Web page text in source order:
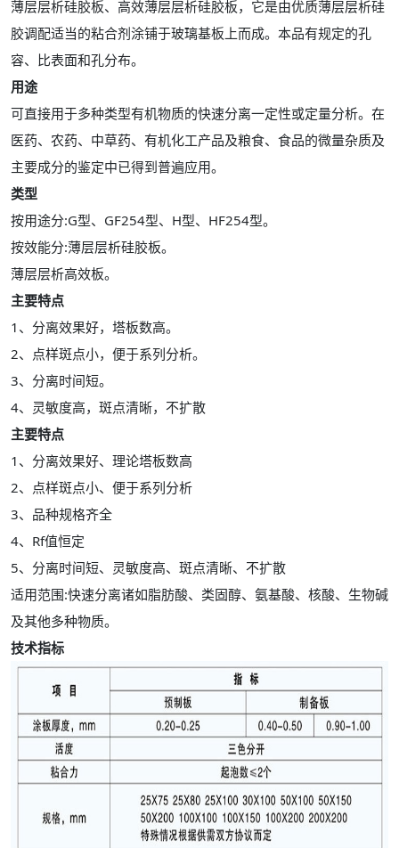
薄层层析硅胶板、高效薄层层析硅胶板，它是由优质薄层层析硅
胶调配适当的粘合剂涂铺于玻璃基板上而成。本品有规定的孔
容、比表面和孔分布。
用途
可直接用于多种类型有机物质的快速分离一定性或定量分析。在
医药、农药、中草药、有机化工产品及粮食、食品的微量杂质及
主要成分的鉴定中已得到普遍应用。
类型
按用途分:G型、GF254型、H型、HF254型。
按效能分:薄层层析硅胶板。
薄层层析高效板。
主要特点
1、分离效果好，塔板数高。
2、点样斑点小，便于系列分析。
3、分离时间短。
4、灵敏度高，斑点清晰，不扩散
主要特点
1、分离效果好、理论塔板数高
2、点样斑点小、便于系列分析
3、品种规格齐全
4、Rf值恒定
5、分离时间短、灵敏度高、斑点清晰、不扩散
适用范围:快速分离诸如脂肪酸、类固醇、氨基酸、核酸、生物碱
及其他多种物质。
技术指标